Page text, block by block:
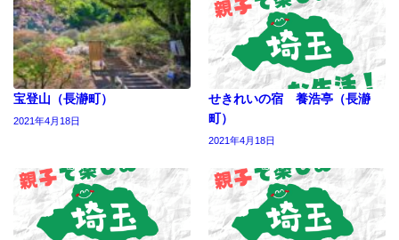
宝登山（長瀞町）
2021年4月18日
せきれいの宿 養浩亭（長瀞
町）
2021年4月18日